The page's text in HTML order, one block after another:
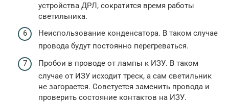
устройства ДРЛ, сократится время работы
светильника.
Неиспользование конденсатора. В таком случае
провода будут постоянно перегреваться.
Пробои в проводе от лампы к ИЗУ. В таком
случае от ИЗУ исходит треск, а сам светильник
не загорается. Советуется заменить провода и
проверить состояние контактов на ИЗУ.